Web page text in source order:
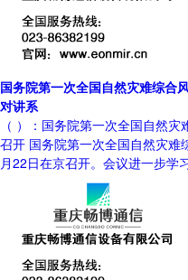
国务院第一次全国自然灾难综合
对讲系
（ ）：国务院第一次全国自然
召开 国务院第一次全国自然灾
月22日在京召开。会议进一步学